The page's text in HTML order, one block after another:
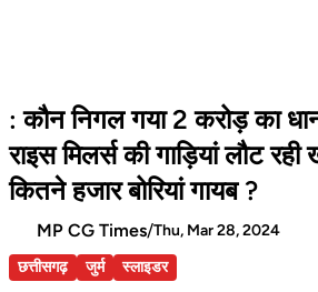
: कौन निगल गया 2 करोड़ का
राइस मिलर्स की गाड़ियां लौट रही
कितने हजार बोरियां गायब ?
MP CG Times/Thu, Mar 28, 2024
छत्तीसगढ़
जुर्म स्लाइडर